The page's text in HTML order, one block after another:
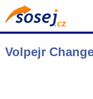
Volpejr